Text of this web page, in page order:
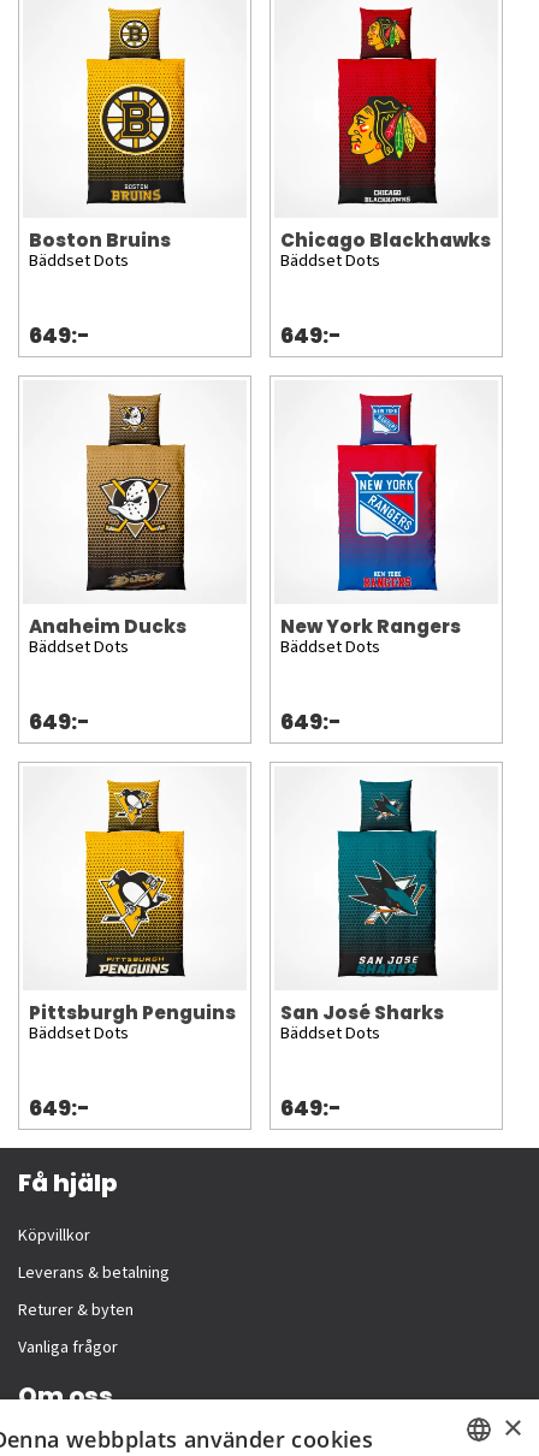
Boston Bruins
Bäddset Dots
649:-
Chicago Blackhawks
Bäddset Dots
649:-
Anaheim Ducks
Bäddset Dots
649:-
New York Rangers
Bäddset Dots
649:-
Pittsburgh Penguins
Bäddset Dots
649:-
San José Sharks
Bäddset Dots
649:-
Få hjälp
Köpvillkor
Leverans & betalning
Returer & byten
Vanliga frågor
Om oss
Företagsinformation
×
webbplats använder cookies